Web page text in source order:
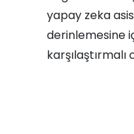
yapay zeka
derinlemesine